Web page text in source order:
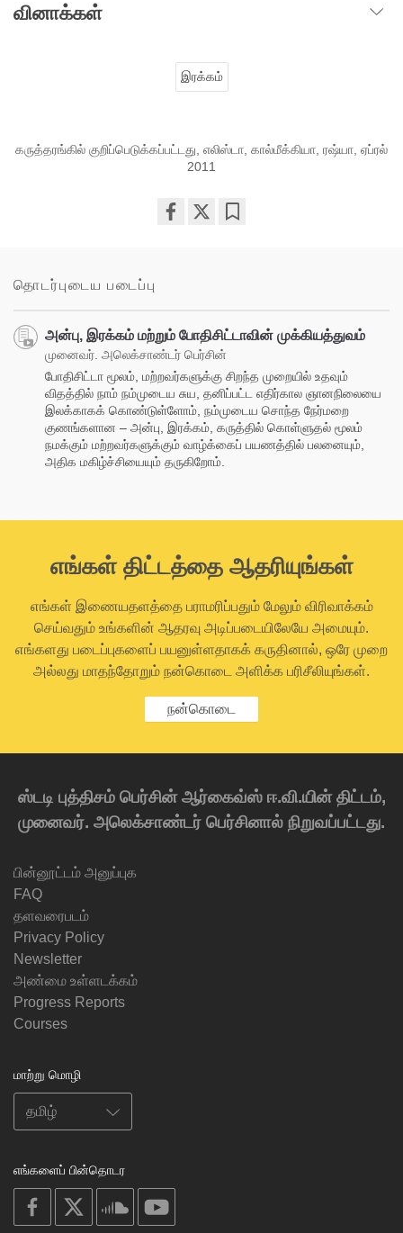
வினாக்கள்
இரக்கம்
கருத்தரங்கில் குறிப்பெடுக்கப்பட்டது, எலிஸ்டா, கால்மீக்கியா, ரஷ்யா, ஏப்ரல்
2011
தொடர்புடைய படைப்பு
அன்பு, இரக்கம் மற்றும் போதிசிட்டாவின் முக்கியத்துவம்
முனைவர். அலெக்சாண்டர் பெர்சின்
போதிசிட்டா மூலம், மற்றவர்களுக்கு சிறந்த முறையில் உதவும்
விதத்தில் நாம் நம்முடைய சுய, தனிப்பட்ட எதிர்கால ஞானநிலையை
இலக்காகக் கொண்டுள்ளோம், நம்முடைய சொந்த நேர்மறை
குணங்களான – அன்பு, இரக்கம், கருத்தில் கொள்ளுதல் மூலம்
நமக்கும் மற்றவர்களுக்கும் வாழ்க்கைப் பயணத்தில் பலனையும்,
அதிக மகிழ்ச்சியையும் தருகிறோம்.
எங்கள் திட்டத்தை ஆதரியுங்கள்
எங்கள் இணையதளத்தை பராமரிப்பதும் மேலும் விரிவாக்கம்
செய்வதும் உங்களின் ஆதரவு அடிப்படையிலேயே அமையும்.
எங்களது படைப்புகளைப் பயனுள்ளதாகக் கருதினால், ஒரே முறை
அல்லது மாதந்தோறும் நன்கொடை அளிக்க பரிசீலியுங்கள்.
நன்கொடை
ஸ்டடி புத்திசம் பெர்சின் ஆர்கைவ்ஸ் ஈ.வி.யின் திட்டம்,
முனைவர். அலெக்சாண்டர் பெர்சினால் நிறுவப்பட்டது.
பின்னூட்டம் அனுப்புக
FAQ
தளவரைபடம்
Privacy Policy
Newsletter
அண்மை உள்ளடக்கம்
Progress Reports
Courses
மாற்று மொழி
எங்களைப் பின்தொடர
on
facebook
soundcloud